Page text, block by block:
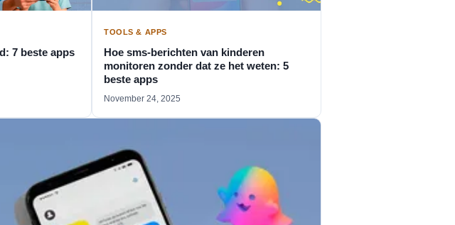
7 beste apps
TOOLS & APPS
Hoe sms-berichten van kinderen
monitoren zonder dat ze het weten: 5
beste apps
November 24, 2025